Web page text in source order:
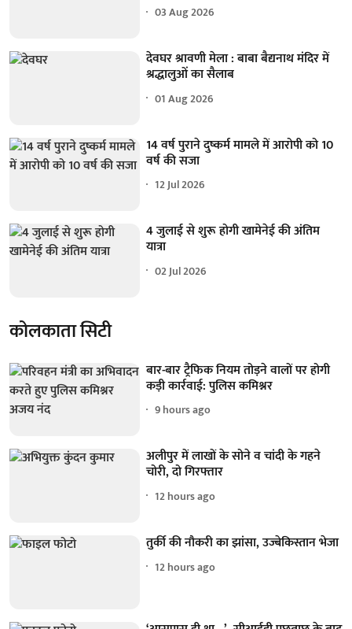
03 Aug 2026
देवघर श्रावणी मेला : बाबा बैद्यनाथ मंदिर में
श्रद्धालुओं का सैलाब
01 Aug 2026
14 वर्ष पुराने दुष्कर्म मामले में आरोपी को 10
वर्ष की सजा
12 Jul 2026
4 जुलाई से शुरू होगी खामेनेई की अंतिम
यात्रा
02 Jul 2026
कोलकाता सिटी
बार-बार ट्रैफिक नियम तोड़ने वालों पर होगी
कड़ी कार्रवाई: पुलिस कमिश्नर
9 hours ago
अलीपुर में लाखों के सोने व चांदी के गहने
चोरी, दो गिरफ्तार
12 hours ago
तुर्की की नौकरी का झांसा, उज्बेकिस्तान भेजा
12 hours ago